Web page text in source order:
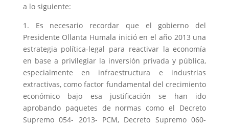
a lo siguiente:
1. Es necesario recordar que el gobierno del
Presidente Ollanta Humala inició en el año 2013 una
estrategia política-legal para reactivar la economía
en base a privilegiar la inversión privada y pública,
especialmente en infraestructura e industrias
extractivas, como factor fundamental del crecimiento
económico bajo esa justificación se han ido
aprobando paquetes de normas como el Decreto
Supremo 054- 2013- PCM, Decreto Supremo 060-